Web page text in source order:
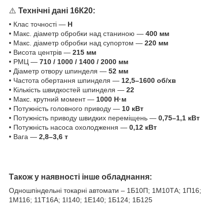
⚠️ Технічні дані 16К20:
• Клас точності — Н
• Макс. діаметр обробки над станиною — 400 мм
• Макс. діаметр обробки над супортом — 220 мм
• Висота центрів — 215 мм
• РМЦ — 710 / 1000 / 1400 / 2000 мм
• Діаметр отвору шпинделя — 52 мм
• Частота обертання шпинделя — 12,5–1600 об/хв
• Кількість швидкостей шпинделя — 22
• Макс. крутний момент — 1000 Н·м
• Потужність головного приводу — 10 кВт
• Потужність приводу швидких переміщень — 0,75–1,1 кВт
• Потужність насоса охолодження — 0,12 кВт
• Вага — 2,8–3,6 т
Також у наявності інше обладнання:
Одношпіндельні токарні автомати – 1Б10П; 1М10ТА; 1П16;
1M116; 11T16A; 1І140; 1Е140; 1Б124; 1Б125